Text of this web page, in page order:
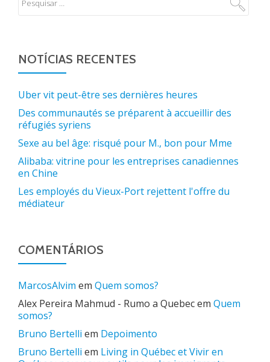
NOTÍCIAS RECENTES
Uber vit peut-être ses dernières heures
Des communautés se préparent à accueillir des
réfugiés syriens
Sexe au bel âge: risqué pour M., bon pour Mme
Alibaba: vitrine pour les entreprises canadiennes
en Chine
Les employés du Vieux-Port rejettent l'offre du
médiateur
COMENTÁRIOS
MarcosAlvim em Quem somos?
Alex Pereira Mahmud - Rumo a Quebecem Quem
somos?
Bruno Bertelli em Depoimento
Bruno Bertelli em Living in Québec et Vivir en